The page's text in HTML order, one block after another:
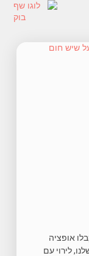
אופציה
לירוי עם